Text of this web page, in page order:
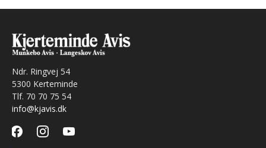
Ndr. Ringvej 54
5300 Kerteminde
Tlf. 70 70 75 54
info@kjavis.dk
facebookinstagramyoutube